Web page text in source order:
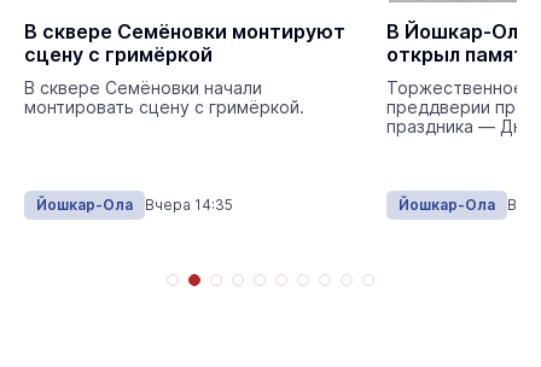
В сквере Семёновки монтируют
сцену с гримёркой
В сквере Семёновки начали
монтировать сцену с гримёркой.
Йошкар-Ола Вчера 14:35
В Йошкар-Оле
открыл
Торжественное
преддверии
праздника — Дня
Йошкар-Ола